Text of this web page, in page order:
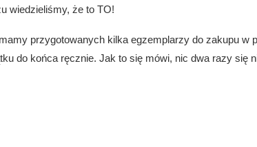
wiedzieliśmy, że to TO!
przygotowanych kilka egzemplarzy do zakupu w
do końca ręcznie. Jak to się mówi, nic dwa razy się